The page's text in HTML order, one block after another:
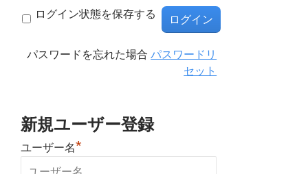
ログイン状態を保存する
パスワードを忘れた場合パスワードリ
セット
新規ユーザー登録
ユーザー名*